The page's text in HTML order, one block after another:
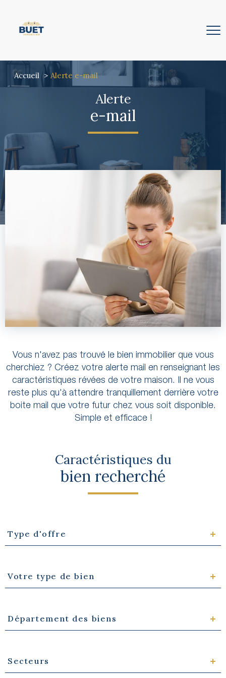
Accueil Alerte e-mail
Alerte
e-mail
Vous n'avez pas trouvé le bien immobilier que vous
cherchiez ? Créez votre alerte mail en renseignant les
caractéristiques révées de votre maison. Il ne vous
reste plus qu'à attendre tranquillement derrière votre
boite mail que votre futur chez vous soit disponible.
Simple et efficace !
Caractéristiques du
bien recherché
d'offre
Type d'offre
de
bien
Votre type de bien
des
biens
Département des biens
Secteurs